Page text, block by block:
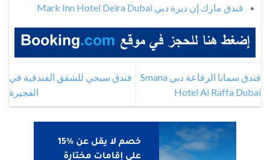
فندق مارك إن ديرة دبي Mark Inn Hotel Deira Dubai
فندق سمانا الرفاعة دبي Smana
Hotel Al Raffa Dubai
فندق سيجي للشقق الفندقية في
الفجيرة